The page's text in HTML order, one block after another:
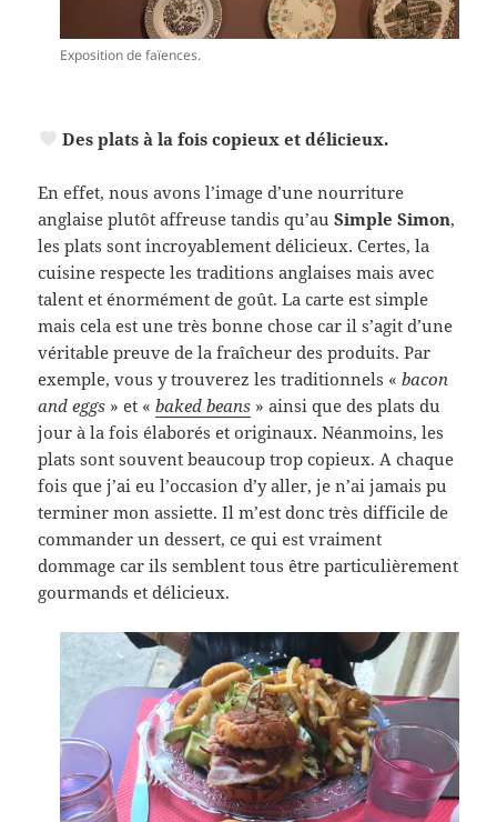
Exposition de faïences.
Des plats à la fois copieux et délicieux.
En effet, nous avons l’image d’une nourriture
anglaise plutôt affreuse tandis qu’auSimple Simon,
les plats sont incroyablement délicieux. Certes, la
cuisine respecte les traditions anglaises mais avec
talent et énormément de goût. La carte est simple
mais cela est une très bonne chose car il s’agit d’une
véritable preuve de la fraîcheur des produits. Par
exemple, vous y trouverez les traditionnels «bacon
and eggs » et «baked beans » ainsi que des plats du
jour à la fois élaborés et originaux. Néanmoins, les
plats sont souvent beaucoup trop copieux. A chaque
fois que j’ai eu l’occasion d’y aller, je n’ai jamais pu
terminer mon assiette. Il m’est donc très difficile de
commander un dessert, ce qui est vraiment
dommage car ils semblent tous être particulièrement
gourmands et délicieux.